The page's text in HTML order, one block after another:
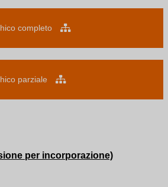
completo
parziale
per incorporazione)